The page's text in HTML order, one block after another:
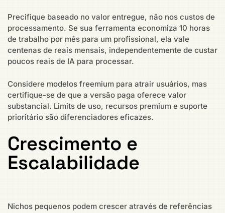
Precifique baseado no valor entregue, não nos custos de
processamento. Se sua ferramenta economiza 10 horas
de trabalho por mês para um profissional, ela vale
centenas de reais mensais, independentemente de custar
poucos reais de IA para processar.
Considere modelos freemium para atrair usuários, mas
certifique-se de que a versão paga oferece valor
substancial. Limits de uso, recursos premium e suporte
prioritário são diferenciadores eficazes.
Crescimento e
Escalabilidade
Nichos pequenos podem crescer através de referências